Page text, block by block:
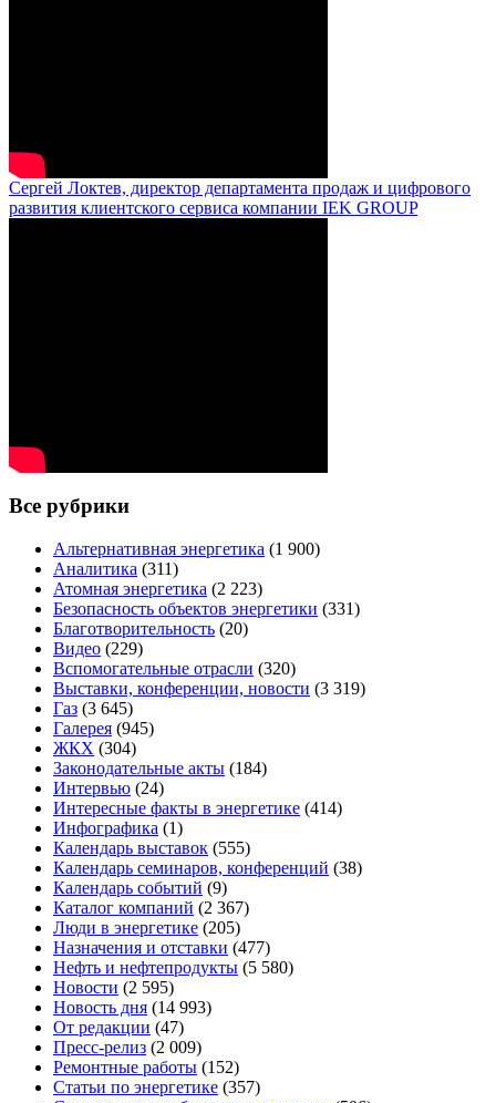
Сергей Локтев, директор департамента продаж и цифрового
развития клиентского сервиса компании IEK GROUP
Все рубрики
Альтернативная энергетика (1 900)
Аналитика (311)
Атомная энергетика (2 223)
Безопасность объектов энергетики (331)
Благотворительность (20)
Видео (229)
Вспомогательные отрасли (320)
Выставки, конференции, новости (3 319)
Газ (3 645)
Галерея (945)
ЖКХ (304)
Законодательные акты (184)
Интервью (24)
Интересные факты в энергетике (414)
Инфографика (1)
Календарь выставок (555)
Календарь семинаров, конференций (38)
Календарь событий (9)
Каталог компаний (2 367)
Люди в энергетике (205)
Назначения и отставки (477)
Нефть и нефтепродукты (5 580)
Новости (2 595)
Новость дня (14 993)
От редакции (47)
Пресс-релиз (2 009)
Ремонтные работы (152)
Статьи по энергетике (357)